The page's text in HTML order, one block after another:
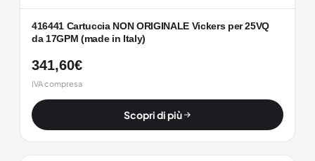
416441 Cartuccia NON ORIGINALE Vickers per 25VQ
da 17GPM (made in Italy)
341,60€
IVA compresa
Scopri di più